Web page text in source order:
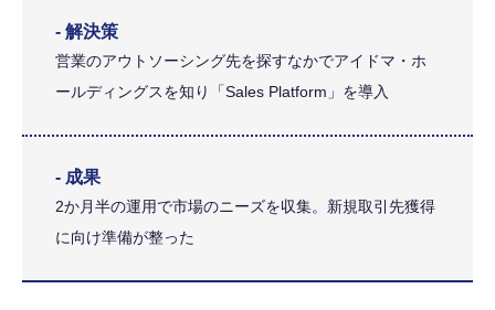
- 解決策
営業のアウトソーシング先を探すなかでアイドマ・ホ
ールディングスを知り「Sales Platform」を導入
- 成果
2か月半の運用で市場のニーズを収集。新規取引先獲得
に向け準備が整った